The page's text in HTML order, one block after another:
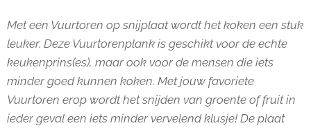
Met een Vuurtoren op snijplaat wordt het koken een stuk
leuker. Deze Vuurtorenplank is geschikt voor de echte
keukenprins(es), maar ook voor de mensen die iets
minder goed kunnen koken. Met jouw favoriete
Vuurtoren erop wordt het snijden van groente of fruit in
ieder geval een iets minder vervelend klusje! De plaat